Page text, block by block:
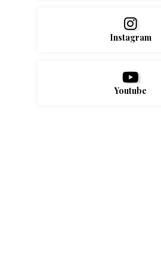
Instagram
Youtube